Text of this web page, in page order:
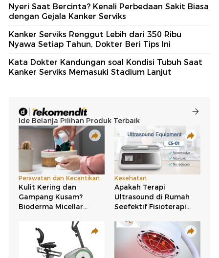
Nyeri Saat Bercinta? Kenali Perbedaan Sakit Biasa
dengan Gejala Kanker Serviks
Kanker Serviks Renggut Lebih dari 350 Ribu
Nyawa Setiap Tahun, Dokter Beri Tips Ini
Kata Dokter Kandungan soal Kondisi Tubuh Saat
Kanker Serviks Memasuki Stadium Lanjut